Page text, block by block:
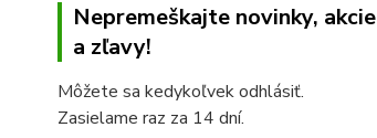
Nepremeškajte novinky, akcie
a zľavy!
Môžete sa kedykoľvek odhlásiť.
Zasielame raz za 14 dní.